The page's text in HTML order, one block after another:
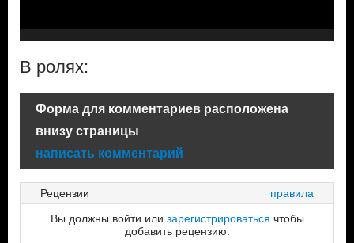
В ролях:
Форма для комментариев расположена
внизу страницы
написать комментарий
Рецензии
правила
Вы должны войти или зарегистрироваться чтобы
добавить рецензию.